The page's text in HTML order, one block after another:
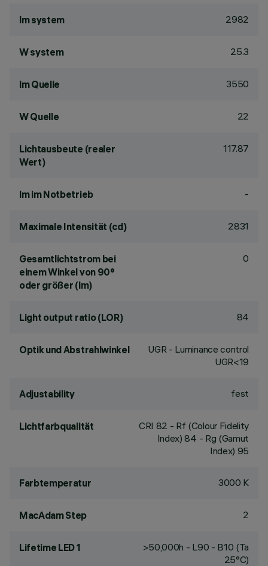
lm system 2982
W system 25.3
lm Quelle 3550
W Quelle 22
Lichtausbeute (realer
Wert)
117.87
lm im Notbetrieb -
Maximale Intensität (cd) 2831
Gesamtlichtstrom bei
einem Winkel von 90°
oder größer (lm)
0
Light output ratio (LOR) 84
Optik und Abstrahlwinkel
UGR - Luminance control
UGR<19
Adjustability fest
Lichtfarbqualität CRI 82 - Rf (Colour Fidelity
Index) 84 - Rg (Gamut
Index) 95
Farbtemperatur 3000 K
MacAdam Step 2
Lifetime LED 1
>50,000h - L90 - B10 (Ta
25°C)